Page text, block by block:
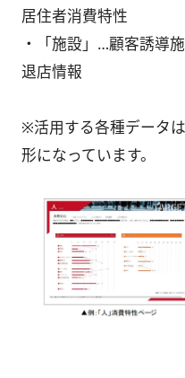
居住者消費特性
・「施設」…顧客誘導
退店情報
※活用する各種データ
形になっています。